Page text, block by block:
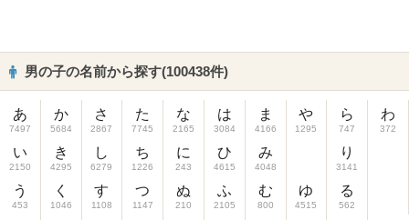
男の子の名前から探す(100438件)
あ
7497
い
2150
う
453
か
5684
き
4295
く
1046
さ
2867
し
6279
す
1108
た
7745
ち
1226
つ
1147
な
2165
に
243
ぬ
210
は
3084
ひ
4615
ふ
2105
ま
4166
み
4048
む
800
や
1295
ゆ
4515
ら
747
り
3141
る
562
わ
372